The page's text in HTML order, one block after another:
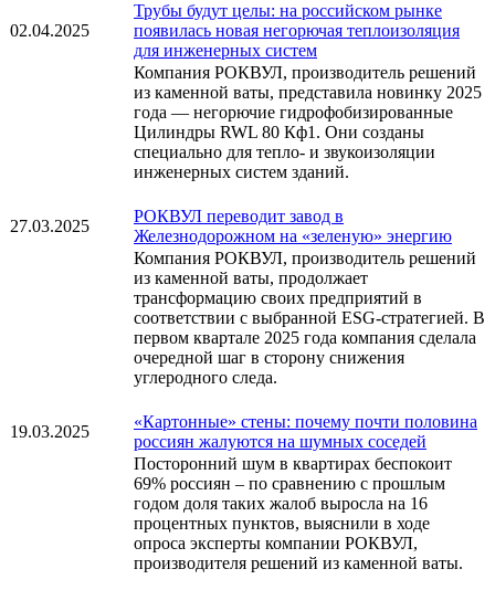
02.04.2025
Трубы будут целы: на российском рынке
появилась новая негорючая теплоизоляция
для инженерных систем
Компания РОКВУЛ, производитель решений
из каменной ваты, представила новинку 2025
года — негорючие гидрофобизированные
Цилиндры RWL 80 Кф1. Они созданы
специально для тепло- и звукоизоляции
инженерных систем зданий.
27.03.2025
РОКВУЛ переводит завод в
Железнодорожном на «зеленую» энергию
Компания РОКВУЛ, производитель решений
из каменной ваты, продолжает
трансформацию своих предприятий в
соответствии с выбранной ESG-стратегией. В
первом квартале 2025 года компания сделала
очередной шаг в сторону снижения
углеродного следа.
19.03.2025
«Картонные» стены: почему почти половина
россиян жалуются на шумных соседей
Посторонний шум в квартирах беспокоит
69% россиян – по сравнению с прошлым
годом доля таких жалоб выросла на 16
процентных пунктов, выяснили в ходе
опроса эксперты компании РОКВУЛ,
производителя решений из каменной ваты.